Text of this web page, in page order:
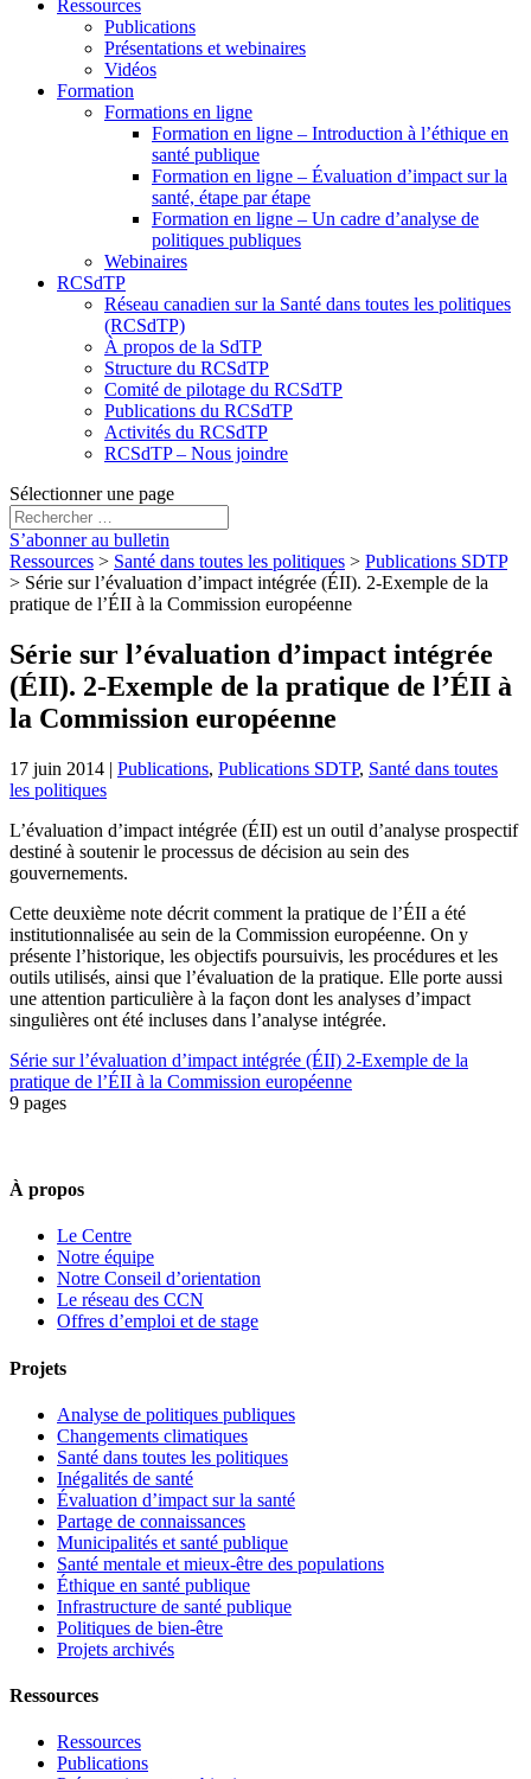
Ressources
Publications
Présentations et webinaires
Vidéos
Formation
Formations en ligne
Formation en ligne – Introduction à l’éthique en
santé publique
Formation en ligne – Évaluation d’impact sur la
santé, étape par étape
Formation en ligne – Un cadre d’analyse de
politiques publiques
Webinaires
RCSdTP
Réseau canadien sur la Santé dans toutes les politiques
(RCSdTP)
À propos de la SdTP
Structure du RCSdTP
Comité de pilotage du RCSdTP
Publications du RCSdTP
Activités du RCSdTP
RCSdTP – Nous joindre
Sélectionner une page
S’abonner au bulletin
Ressources > Santé dans toutes les politiques > Publications SDTP
> Série sur l’évaluation d’impact intégrée (ÉII). 2-Exemple de la
pratique de l’ÉII à la Commission européenne
Série sur l’évaluation d’impact intégrée
(ÉII). 2-Exemple de la pratique de l’ÉII à
la Commission européenne
17 juin 2014 | Publications, Publications SDTP, Santé dans toutes
les politiques
L’évaluation d’impact intégrée (ÉII) est un outil d’analyse prospectif
destiné à soutenir le processus de décision au sein des
gouvernements.
Cette deuxième note décrit comment la pratique de l’ÉII a été
institutionnalisée au sein de la Commission européenne. On y
présente l’historique, les objectifs poursuivis, les procédures et les
outils utilisés, ainsi que l’évaluation de la pratique. Elle porte aussi
une attention particulière à la façon dont les analyses d’impact
singulières ont été incluses dans l’analyse intégrée.
Série sur l’évaluation d’impact intégrée (ÉII) 2-Exemple de la
pratique de l’ÉII à la Commission européenne
9 pages
À propos
Le Centre
Notre équipe
Notre Conseil d’orientation
Le réseau des CCN
Offres d’emploi et de stage
Projets
Analyse de politiques publiques
Changements climatiques
Santé dans toutes les politiques
Inégalités de santé
Évaluation d’impact sur la santé
Partage de connaissances
Municipalités et santé publique
Santé mentale et mieux-être des populations
Éthique en santé publique
Infrastructure de santé publique
Politiques de bien-être
Projets archivés
Ressources
Ressources
Publications